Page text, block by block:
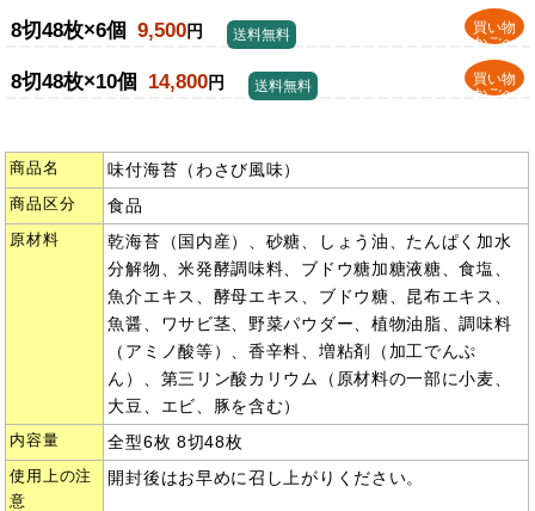
8切48枚×6個 9,500円
買い物
かごへ
送料無料
8切48枚×10個 14,800円
買い物
かごへ
送料無料
商品名 味付海苔（わさび風味）
商品区分 食品
原材料
乾海苔（国内産）、砂糖、しょう油、たんぱく加水
分解物、米発酵調味料、ブドウ糖加糖液糖、食塩、
魚介エキス、酵母エキス、ブドウ糖、昆布エキス、
魚醤、ワサビ茎、野菜パウダー、植物油脂、調味料
（アミノ酸等）、香辛料、増粘剤（加工でんぷ
ん）、第三リン酸カリウム（原材料の一部に小麦、
大豆、エビ、豚を含む）
内容量 全型6枚 8切48枚
使用上の注
意
開封後はお早めに召し上がりください。